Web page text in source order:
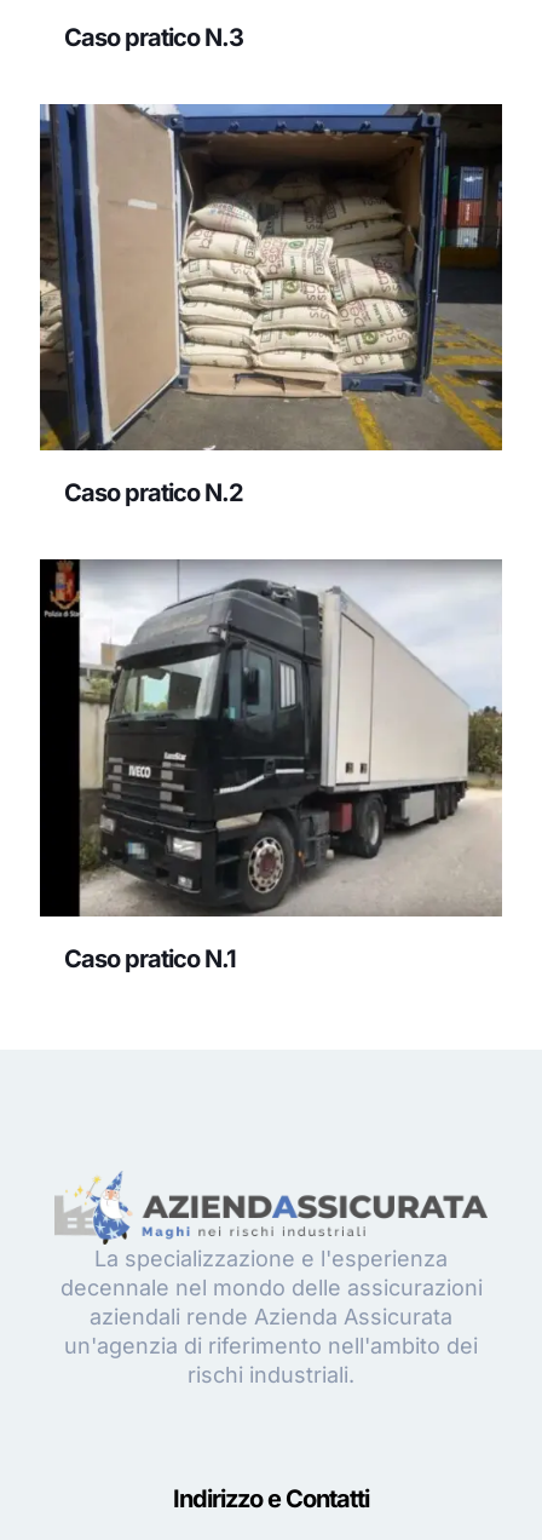
Caso pratico N.3
Caso pratico N.2
Caso pratico N.1
La specializzazione e l'esperienza
decennale nel mondo delle assicurazioni
aziendali rende Azienda Assicurata
un'agenzia di riferimento nell'ambito dei
rischi industriali.
Indirizzo e Contatti